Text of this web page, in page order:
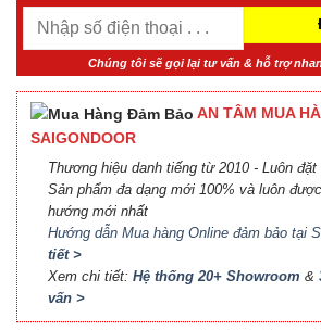
Chúng tôi sẽ gọi lại tư vấn & hỗ trợ
AN TÂM MUA
SAIGONDOOR
Thương hiệu danh tiếng từ 2010 - Luôn
Sản phẩm đa dạng mới 100% và luôn
hướng mới nhất
Hướng dẫn Mua hàng Online đảm bảo tại
tiết >
Xem chi tiết: Hệ thống 20+ Showroom &
vấn >